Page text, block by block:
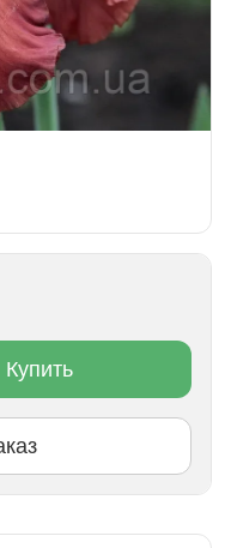
Купить